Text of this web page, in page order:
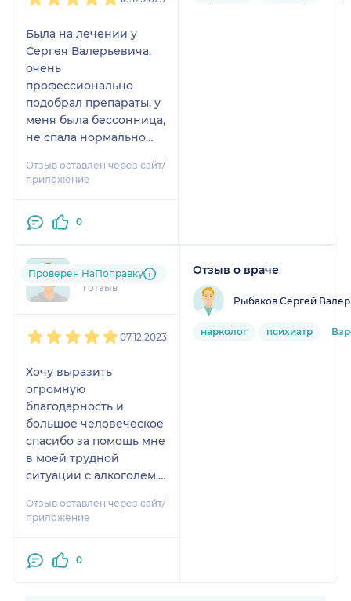
Была на лечении у
Сергея Валерьевича,
очень
профессионально
подобрал препараты, у
меня была бессонница,
не спала нормально
периодически. Другие
врачи мне не помогли.
помог, я начала спать,
прекрасно себя
чувствовать. У кого
такая же проблема,
Отзыв оставлен через сайт/
приложение
0
ann....@....ru
1 отзыв
Проверен НаПоправку
07.12.2023
Хочу выразить
огромную
благодарность и
большое человеческое
спасибо за помощь мне
в моей трудной
ситуации с алкоголем.
Валерьевич, ВРАЧ С
МНОГОЛЕТНИМ
РАБОТЫ, смог мне
Отзыв оставлен через сайт/
приложение
0
Отзыв о враче
Рыбаков Сергей
нарколог психиатр